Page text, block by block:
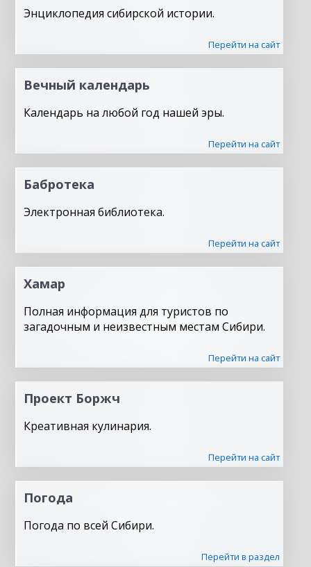
Энциклопедия сибирской истории.
Перейти на сайт
Вечный календарь
Календарь на любой год нашей эры.
Перейти на сайт
Бабротека
Электронная библиотека.
Перейти на сайт
Хамар
Полная информация для туристов по
загадочным и неизвестным местам Сибири.
Перейти на сайт
Проект Боржч
Креативная кулинария.
Перейти на сайт
Погода
Погода по всей Сибири.
Перейти в раздел